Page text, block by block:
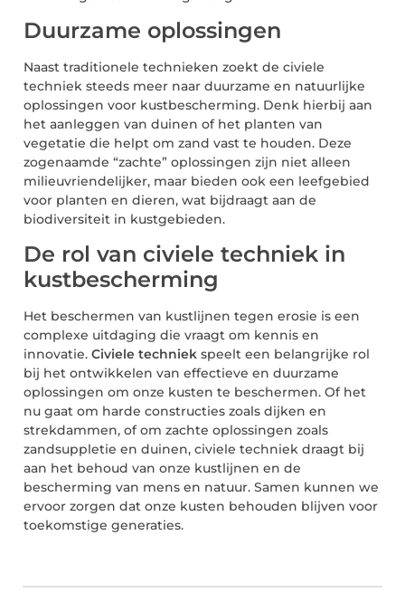
Duurzame oplossingen
Naast traditionele technieken zoekt de civiele
techniek steeds meer naar duurzame en natuurlijke
oplossingen voor kustbescherming. Denk hierbij aan
het aanleggen van duinen of het planten van
vegetatie die helpt om zand vast te houden. Deze
zogenaamde “zachte” oplossingen zijn niet alleen
milieuvriendelijker, maar bieden ook een leefgebied
voor planten en dieren, wat bijdraagt aan de
biodiversiteit in kustgebieden.
De rol van civiele techniek in
kustbescherming
Het beschermen van kustlijnen tegen erosie is een
complexe uitdaging die vraagt om kennis en
innovatie. Civiele techniek speelt een belangrijke rol
bij het ontwikkelen van effectieve en duurzame
oplossingen om onze kusten te beschermen. Of het
nu gaat om harde constructies zoals dijken en
strekdammen, of om zachte oplossingen zoals
zandsuppletie en duinen, civiele techniek draagt bij
aan het behoud van onze kustlijnen en de
bescherming van mens en natuur. Samen kunnen we
ervoor zorgen dat onze kusten behouden blijven voor
toekomstige generaties.